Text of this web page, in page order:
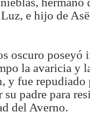
e hijo de
oscuro poseyó
la avaricia y
y fue repudiado
su padre para
del Averno.